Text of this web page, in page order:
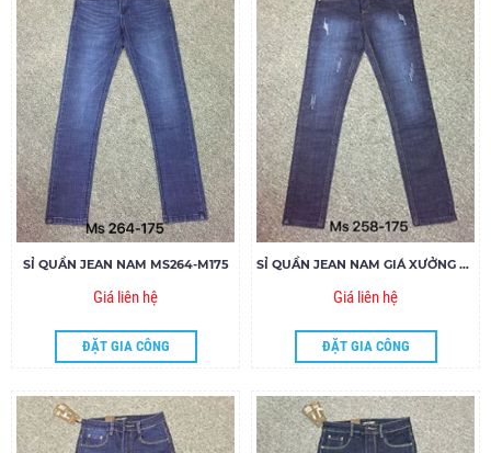
SỈ QUẦN JEAN NAM MS264-M175
Giá liên hệ
ĐẶT GIA CÔNG
SỈ QUẦN JEAN NAM GIÁ XƯỞNG MS258-J175
Giá liên hệ
ĐẶT GIA CÔNG